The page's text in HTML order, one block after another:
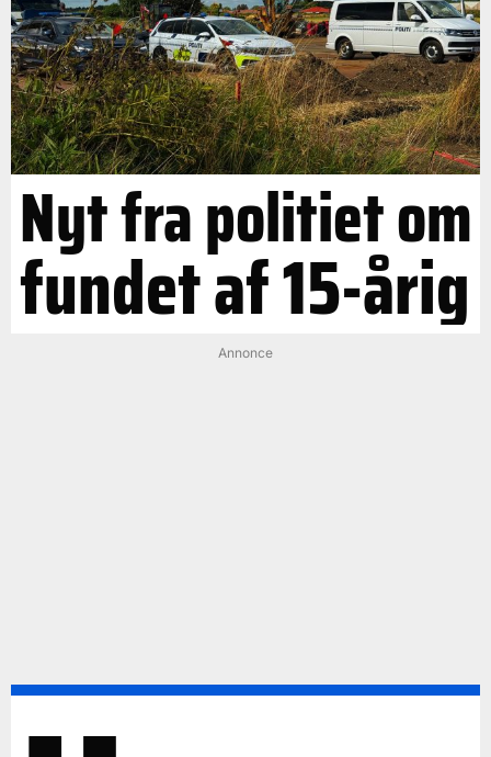
Nyt fra politiet om
fundet af 15-årig
Annonce